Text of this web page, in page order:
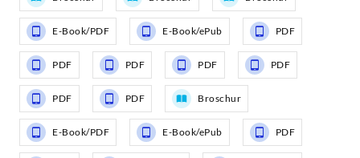
E-Book/PDF E-Book/ePub PDF
PDF PDF PDF PDF
PDF PDF Broschur
E-Book/PDF E-Book/ePub PDF